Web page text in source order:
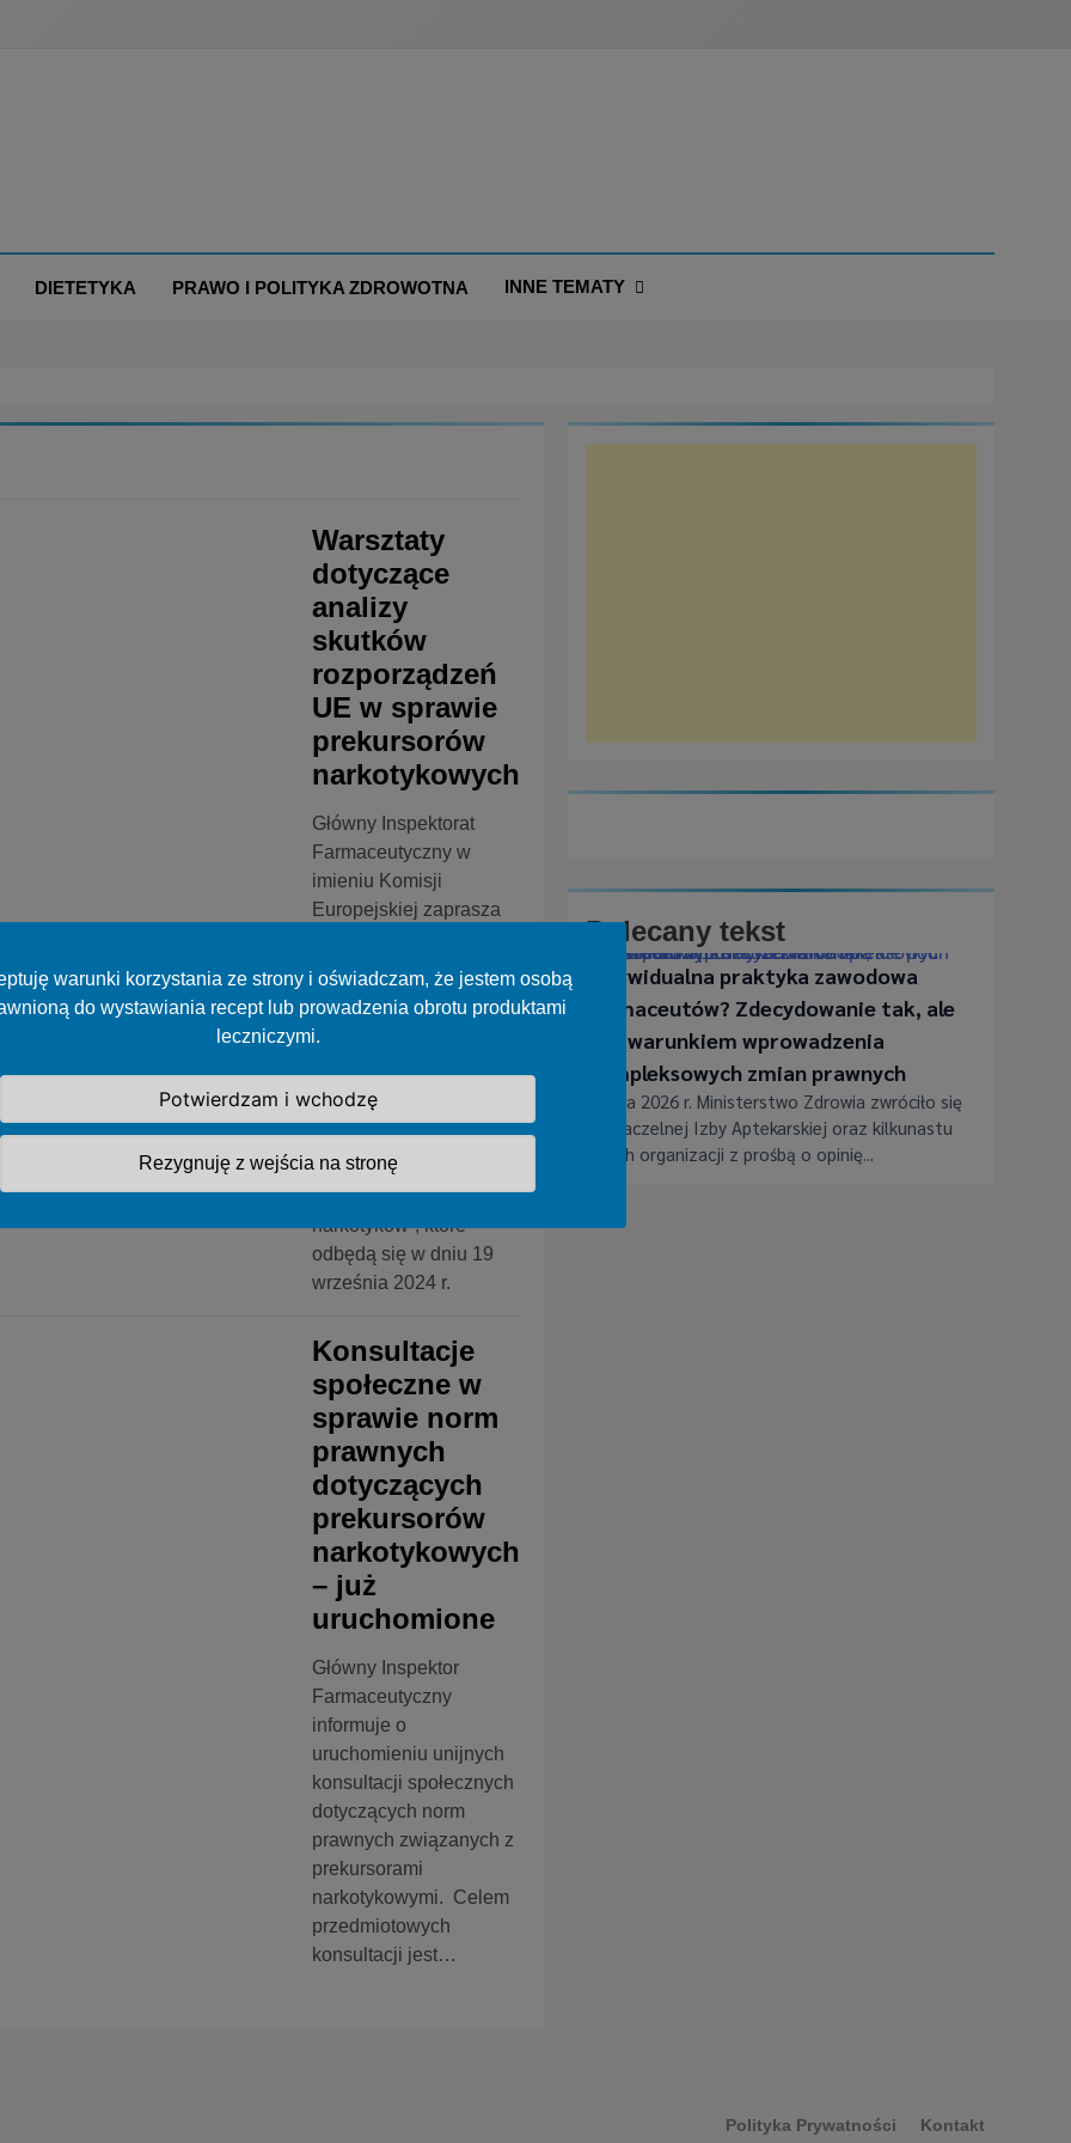
DIETETYKA PRAWO I POLITYKA ZDROWOTNA INNE TEMATY
warunki korzystania ze strony i oświadczam, że jestem osobą
do wystawiania recept lub prowadzenia obrotu produktami
leczniczymi.
Potwierdzam i wchodzę
Rezygnuję z wejścia na stronę
Warsztaty
dotyczące
analizy
skutków
rozporządzeń
UE w sprawie
prekursorów
narkotykowych
Główny Inspektorat
Farmaceutyczny w
imieniu Komisji
Europejskiej zaprasza
podmioty do udziału w
warsztatach pt.
„Omówienie projektu
zewnętrznego
wspierającego
skuteczniejsze ramy
regulacyjne UE
dotyczące prekursorów
narkotyków”, które
odbędą się w dniu 19
września 2024 r.
Konsultacje
społeczne w
sprawie norm
prawnych
dotyczących
prekursorów
narkotykowych
– już
uruchomione
Główny Inspektor
Farmaceutyczny
informuje o
uruchomieniu unijnych
konsultacji społecznych
dotyczących norm
prawnych związanych z
prekursorami
narkotykowymi. Celem
przedmiotowych
konsultacji jest…
Polecany tekst
Indywidualna praktyka zawodowa farmaceutów? Zdecydowanie tak, ale pod warunkiem wprowadzenia kompleksowych zmian prawnych
Indywidualna praktyka zawodowa
farmaceutów? Zdecydowanie tak, ale
pod warunkiem wprowadzenia
kompleksowych zmian prawnych
3 lipca 2026 r. Ministerstwo Zdrowia zwróciło się
do Naczelnej Izby Aptekarskiej oraz kilkunastu
innych organizacji z prośbą o opinię...
Polityka Prywatności Kontakt